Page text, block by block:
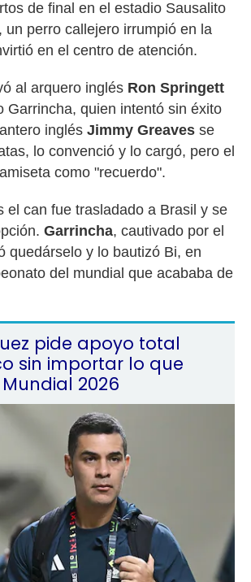
de final en el estadio Sausalito
un perro callejero irrumpió en la
en el centro de atención.
al arquero inglés Ron Springett
Garrincha, quien intentó sin éxito
inglés Jimmy Greaves se
lo convenció y lo cargó, pero el
como "recuerdo".
el can fue trasladado a Brasil y se
Garrincha, cautivado por el
quedárselo y lo bautizó Bi, en
del mundial que acababa de
pide apoyo total
sin importar lo que
2026